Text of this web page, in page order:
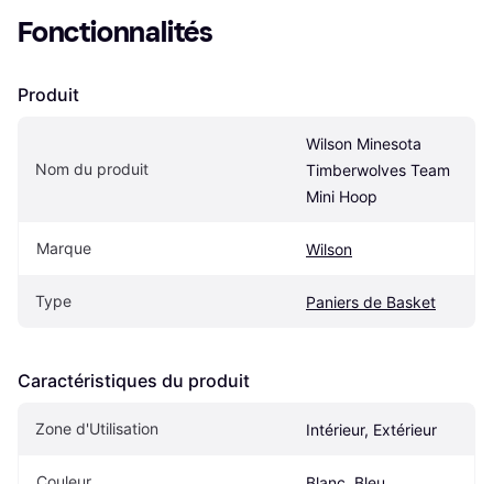
Fonctionnalités
Produit
Nom du produit
Wilson Minesota
Timberwolves Team
Mini Hoop
Marque Wilson
Type Paniers de Basket
Caractéristiques du produit
Zone d'Utilisation Intérieur, Extérieur